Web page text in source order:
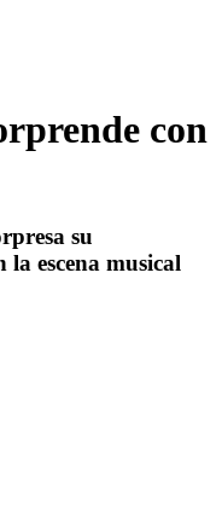
con
su
escena musical